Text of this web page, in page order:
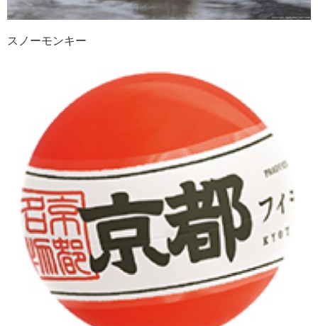
スノーモンキー